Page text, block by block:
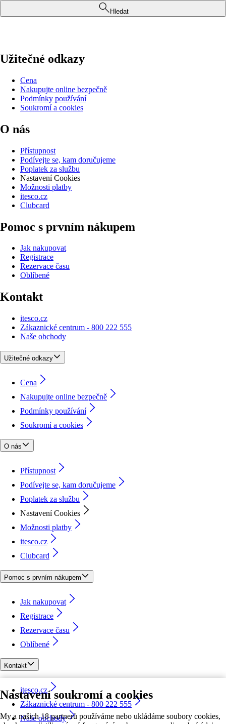
Nastavení soukromí a cookies
My a našich 18 partnerů používáme nebo ukládáme soubory cookies,
Hledat
Užitečné odkazy
Cena
Nakupujte online bezpečně
Podmínky používání
Soukromí a cookies
O nás
Přístupnost
Podívejte se, kam doručujeme
Poplatek za službu
Nastavení Cookies
Možnosti platby
itesco.cz
Clubcard
Pomoc s prvním nákupem
Jak nakupovat
Registrace
Rezervace času
Oblíbené
Kontakt
itesco.cz
Zákaznické centrum - 800 222 555
Naše obchody
Užitečné odkazy
Cena
Nakupujte online bezpečně
Podmínky používání
Soukromí a cookies
O nás
Přístupnost
Podívejte se, kam doručujeme
Poplatek za službu
Nastavení Cookies
Možnosti platby
itesco.cz
Clubcard
Pomoc s prvním nákupem
Jak nakupovat
Registrace
Rezervace času
Oblíbené
Kontakt
itesco.cz
Zákaznické centrum - 800 222 555
Naše obchody